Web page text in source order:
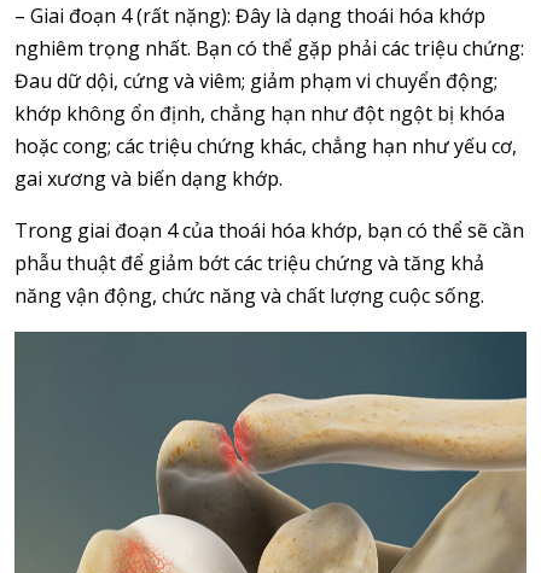
– Giai đoạn 4 (rất nặng): Đây là dạng thoái hóa khớp
nghiêm trọng nhất. Bạn có thể gặp phải các triệu chứng:
Đau dữ dội, cứng và viêm; giảm phạm vi chuyển động;
khớp không ổn định, chẳng hạn như đột ngột bị khóa
hoặc cong; các triệu chứng khác, chẳng hạn như yếu cơ,
gai xương và biến dạng khớp.
Trong giai đoạn 4 của thoái hóa khớp, bạn có thể sẽ cần
phẫu thuật để giảm bớt các triệu chứng và tăng khả
năng vận động, chức năng và chất lượng cuộc sống.